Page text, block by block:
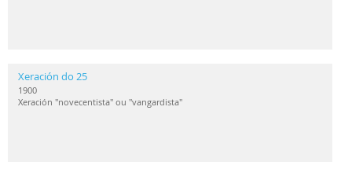
Xeración do 25
1900
Xeración "novecentista" ou "vangardista"